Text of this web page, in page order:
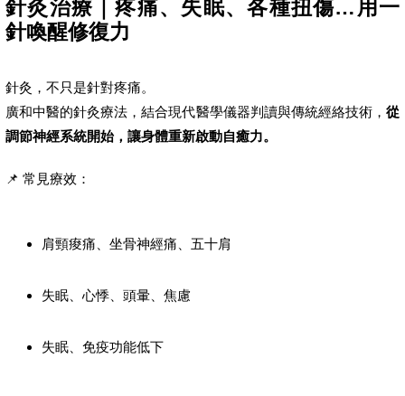
針灸治療｜疼痛、失眠、各種扭傷…用一
針喚醒修復力
針灸，不只是針對疼痛。
廣和中醫的針灸療法，結合現代醫學儀器判讀與傳統經絡技術， 從
調節神經系統開始，讓身體重新啟動自癒力。
📌 常見療效：
肩頸痠痛、坐骨神經痛、五十肩
失眠、心悸、頭暈、焦慮
失眠、免疫功能低下